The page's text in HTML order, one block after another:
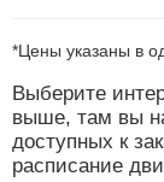
*Цены указаны в
Выберите
выше, там вы
доступных к
расписание